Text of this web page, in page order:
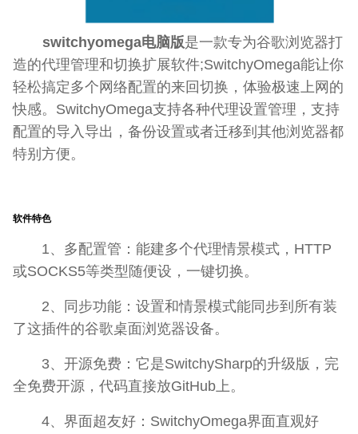
switchyomega电脑版是一款专为谷歌浏览器打
造的代理管理和切换扩展软件;SwitchyOmega能让你
轻松搞定多个网络配置的来回切换，体验极速上网的
快感。SwitchyOmega支持各种代理设置管理，支持
配置的导入导出，备份设置或者迁移到其他浏览器都
特别方便。
软件特色
1、多配置管：能建多个代理情景模式，HTTP
或SOCKS5等类型随便设，一键切换。
2、同步功能：设置和情景模式能同步到所有装
了这插件的谷歌桌面浏览器设备。
3、开源免费：它是SwitchySharp的升级版，完
全免费开源，代码直接放GitHub上。
4、界面超友好：SwitchyOmega界面直观好